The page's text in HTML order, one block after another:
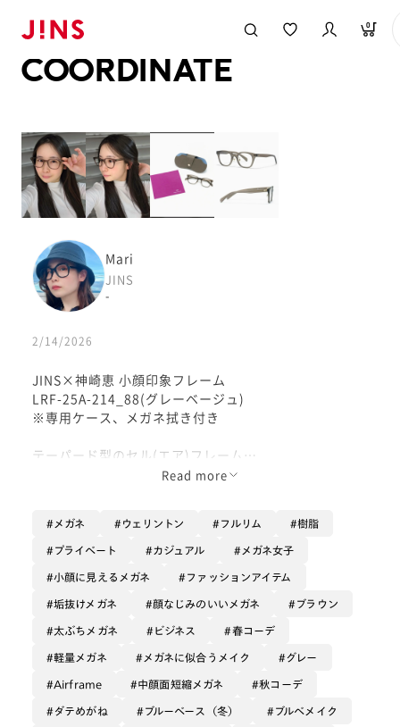
0
COORDINATE
Mari
JINS
-
2/14/2026
JINS×神崎恵 小顔印象フレーム
LRF-25A-214_88(グレーベージュ)
※専用ケース、メガネ拭き付き
テーパード型のセル(エア)フレーム
美容の観点からお顔を美しく見せてくれるようデザイン
されたこちらのシリーズ。
着用モデルはお顔の余白を埋めてくれる ボリューム感
あるテーパードタイプです。
ンズは丸みを持たせて顔なじみの良さを担保しました。
面積を抑えてくれます。
Read more
メガネ ウェリントン フルリム 樹脂
プライベート カジュアル メガネ女子
小顔に見えるメガネ ファッションアイテム
垢抜けメガネ 顔なじみのいいメガネ ブラウン
太ぶちメガネ ビジネス 春コーデ
軽量メガネ メガネに似合うメイク グレー
Airframe 中顔面短縮メガネ 秋コーデ
ダテめがね ブルーベース（冬） ブルベメイク